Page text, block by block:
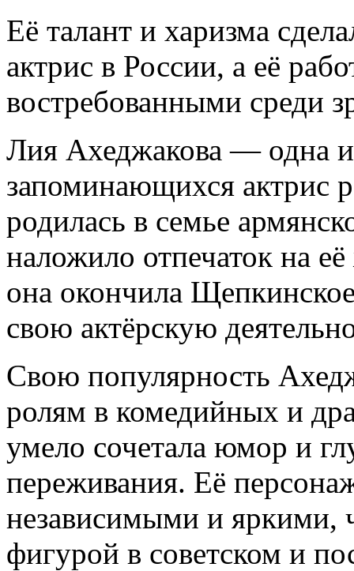
Её талант и харизма
актрис в России, а её
востребованными среди
Лия Ахеджакова — одна
запоминающихся актрис
родилась в семье
наложило отпечаток на
она окончила
свою актёрскую
Свою популярность
ролям в комедийных и
умело сочетала юмор и
переживания. Её
независимыми и яркими,
фигурой в советском и